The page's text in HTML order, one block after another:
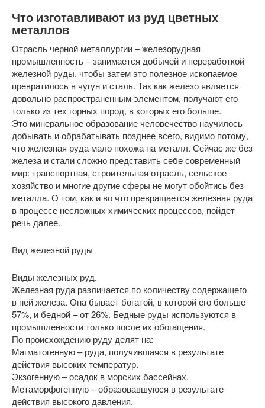
Что изготавливают из руд цветных
металлов
Отрасль черной металлургии – железорудная
промышленность – занимается добычей и переработкой
железной руды, чтобы затем это полезное ископаемое
превратилось в чугун и сталь. Так как железо является
довольно распространенным элементом, получают его
только из тех горных пород, в которых его больше.
Это минеральное образование человечество научилось
добывать и обрабатывать позднее всего, видимо потому,
что железная руда мало похожа на металл. Сейчас же без
железа и стали сложно представить себе современный
мир: транспортная, строительная отрасль, сельское
хозяйство и многие другие сферы не могут обойтись без
металла. О том, как и во что превращается железная руда
в процессе несложных химических процессов, пойдет
речь далее.
Вид железной руды
Виды железных руд.
Железная руда различается по количеству содержащего
в ней железа. Она бывает богатой, в которой его больше
57%, и бедной – от 26%. Бедные руды используются в
промышленности только после их обогащения.
По происхождению руду делят на:
Магматогенную – руда, получившаяся в результате
действия высоких температур.
Экзогенную – осадок в морских бассейнах.
Метаморфогенную – образовавшуюся в результате
действия высокого давления.